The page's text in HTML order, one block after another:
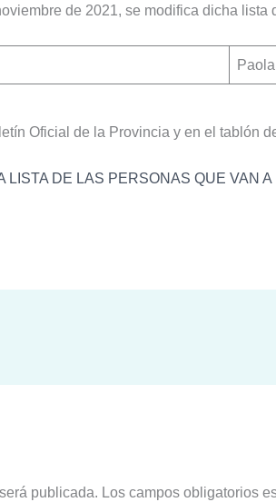
de 2021, se modifica dicha
Paola
Oficial de la Provincia y en el tablón
DE LAS PERSONAS QUE VAN
publicada. Los campos obligatorios